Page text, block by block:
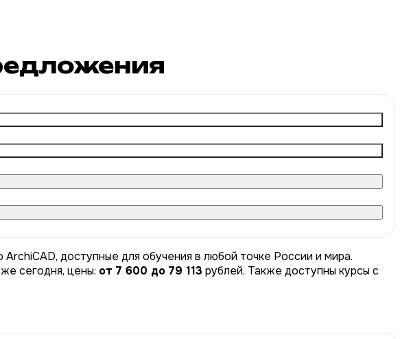
доступные для обучения в любой точке России и мира.
сегодня, цены: от 7 600 до 79 113 рублей. Также доступны курсы с